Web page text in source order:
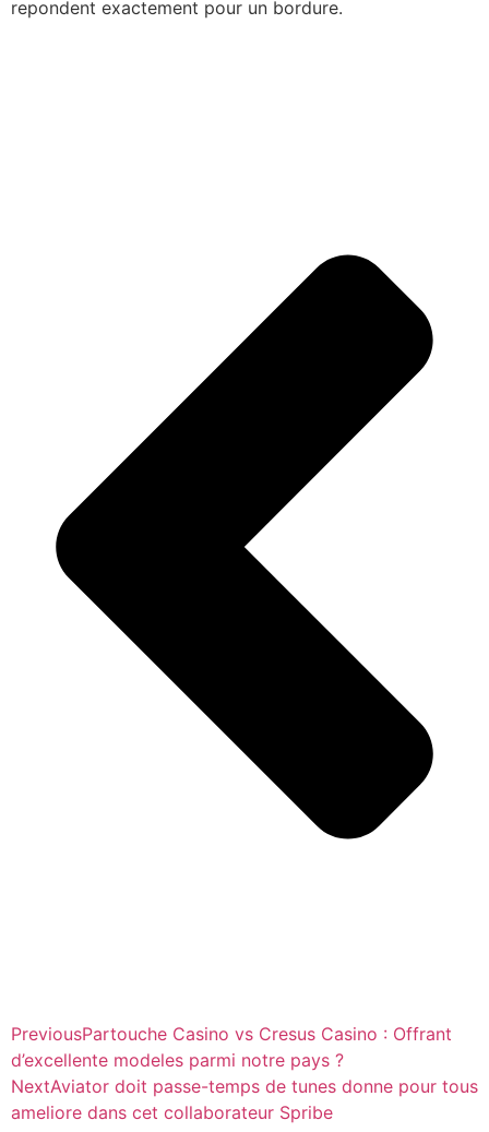
repondent exactement pour un bordure.
PreviousPartouche Casino vs Cresus Casino : Offrant
d’excellente modeles parmi notre pays ?
NextAviator doit passe-temps de tunes donne pour tous
ameliore dans cet collaborateur Spribe